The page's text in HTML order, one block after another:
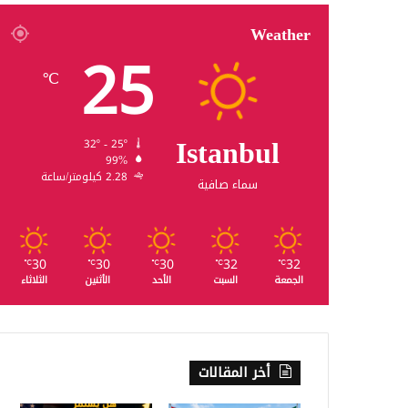
Weather
Istanbul
سماء صافية
25
℃
99%
2.28 كيلومتر/ساعة
32
℃
الجمعة
32
℃
السبت
30
℃
الأحد
30
℃
الأثنين
30
℃
الثلاثاء
أخر المقالات